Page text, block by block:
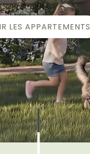
LES APPARTEMENTS